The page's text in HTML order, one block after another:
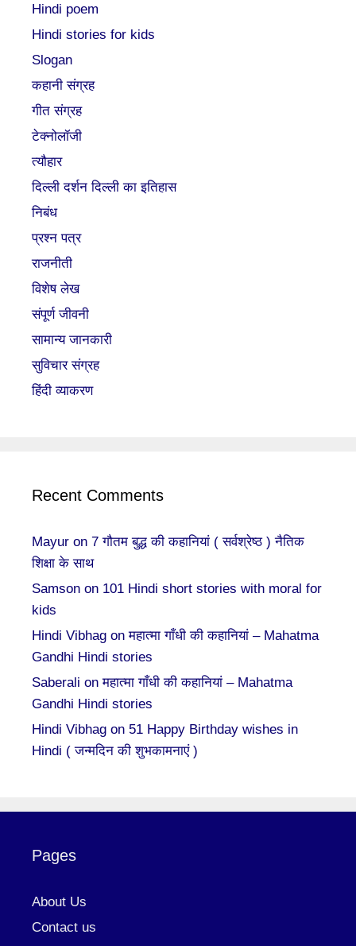
Hindi poem
Hindi stories for kids
Slogan
कहानी संग्रह
गीत संग्रह
टेक्नोलॉजी
त्यौहार
दिल्ली दर्शन दिल्ली का इतिहास
निबंध
प्रश्न पत्र
राजनीती
विशेष लेख
संपूर्ण जीवनी
सामान्य जानकारी
सुविचार संग्रह
हिंदी व्याकरण
Recent Comments
Mayur on 7 गौतम बुद्ध की कहानियां ( सर्वश्रेष्ठ ) नैतिक
शिक्षा के साथ
Samson on 101 Hindi short stories with moral for
kids
Hindi Vibhag onमहात्मा गाँधी की कहानियां – Mahatma
Gandhi Hindi stories
Saberali onमहात्मा गाँधी की कहानियां – Mahatma
Gandhi Hindi stories
Hindi Vibhag on 51 Happy Birthday wishes in
Hindi ( जन्मदिन की शुभकामनाएं )
Pages
About Us
Contact us